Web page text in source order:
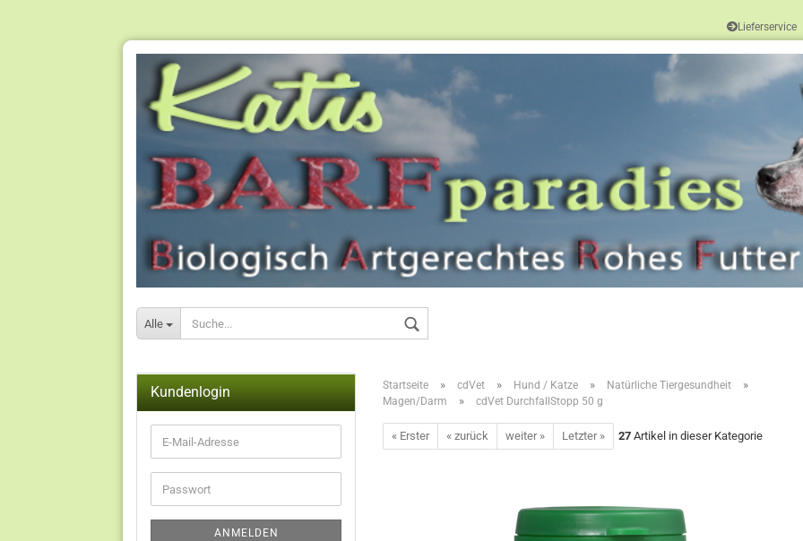
Lieferservice
Sprache auswählen
Konto erstellen
Alle
Startseite » cdVet » Hund / Katze » Natürliche Tiergesundheit »
Magen/Darm » cdVet DurchfallStopp 50 g
« Erster « zurück weiter » Letzter » 27 Artikel in dieser Kategorie
Kundenlogin
ANMELDEN